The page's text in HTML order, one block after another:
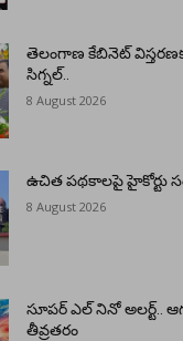
తెలంగాణ కేబినెట్
సిగ్నల్..
8 August 2026
ఉచిత పథకాలపై హైకోర్టు
8 August 2026
సూపర్ ఎల్ నినో అలర్ట్..
తీవ్రతరం